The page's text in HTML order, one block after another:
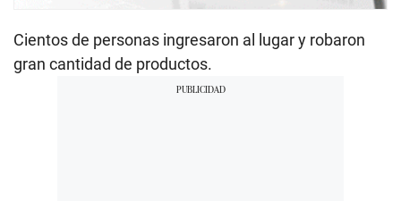
Cientos de personas ingresaron al lugar y robaron
gran cantidad de productos.